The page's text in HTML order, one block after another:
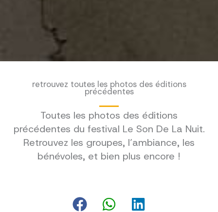
retrouvez toutes les photos des éditions
précédentes
Toutes les photos des éditions
précédentes du festival Le Son De La Nuit.
Retrouvez les groupes, l’ambiance, les
bénévoles, et bien plus encore !